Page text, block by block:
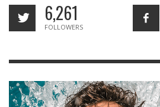
6,261
FOLLOWERS